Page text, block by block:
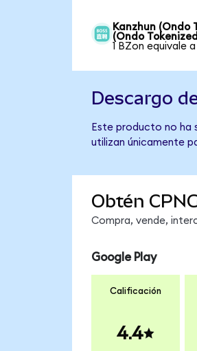
Kanzhun (Ondo
(Ondo
1 BZon equivale
Descargo
Este producto no ha
utilizan únicamente
Obtén
Compra, vende,
Google Play
Calificación
4.4